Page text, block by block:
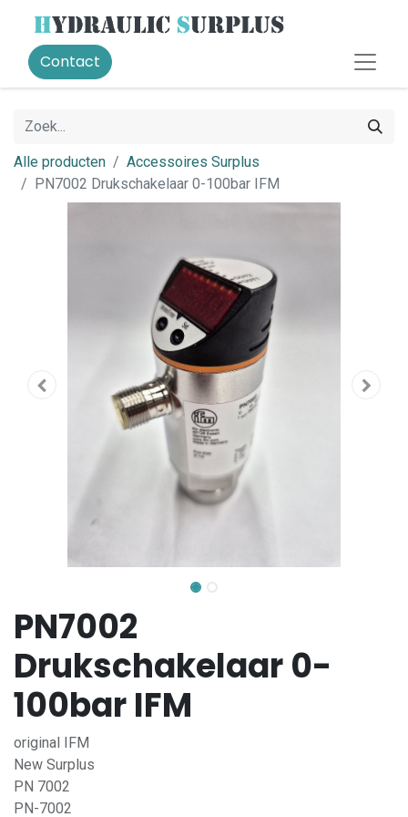
Contact
Alle producten
Accessoires Surplus
PN7002 Drukschakelaar 0-100bar IFM
PN7002
Drukschakelaar 0-
100bar IFM
original IFM
New Surplus
PN 7002
PN-7002